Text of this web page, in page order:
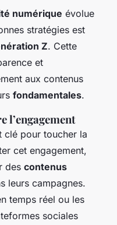
numérique évolue
stratégies est
Z. Cette
et
aux contenus
fondamentales.
l’engagement
clé pour toucher la
cet engagement,
des contenus
leurs campagnes.
temps réel ou les
sociales